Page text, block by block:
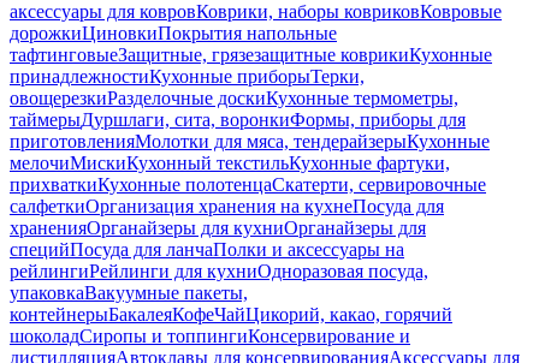
аксессуары для ковровКоврики, наборы ковриковКовровые
дорожкиЦиновкиПокрытия напольные
тафтинговыеЗащитные, грязезащитные коврикиКухонные
принадлежностиКухонные приборыТерки,
овощерезкиРазделочные доскиКухонные термометры,
таймерыДуршлаги, сита, воронкиФормы, приборы для
приготовленияМолотки для мяса, тендерайзерыКухонные
мелочиМискиКухонный текстильКухонные фартуки,
прихваткиКухонные полотенцаСкатерти, сервировочные
салфеткиОрганизация хранения на кухнеПосуда для
храненияОрганайзеры для кухниОрганайзеры для
специйПосуда для ланчаПолки и аксессуары на
рейлингиРейлинги для кухниОдноразовая посуда,
упаковкаВакуумные пакеты,
контейнерыБакалеяКофеЧайЦикорий, какао, горячий
шоколадСиропы и топпингиКонсервирование и
дистилляцияАвтоклавы для консервированияАксессуары для